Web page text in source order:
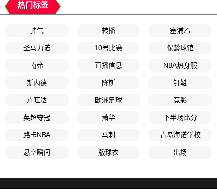
热门标签
脾气 转播 塞浦乙
圣马力诺 10号比赛 保龄球馆
南帝 直播信息 NBA热身服
斯内德 隆斯 钉鞋
卢旺达 欧洲足球 竞彩
英超夺冠 萧华 下半场比分
路卡NBA 马刺 青岛海诺学校
悬空瞬间 版球衣 出场